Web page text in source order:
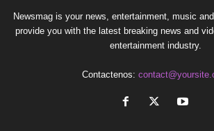
Newsmag is your news, entertainment, music
provide you with the latest breaking news and
entertainment industry.
Contactenos: